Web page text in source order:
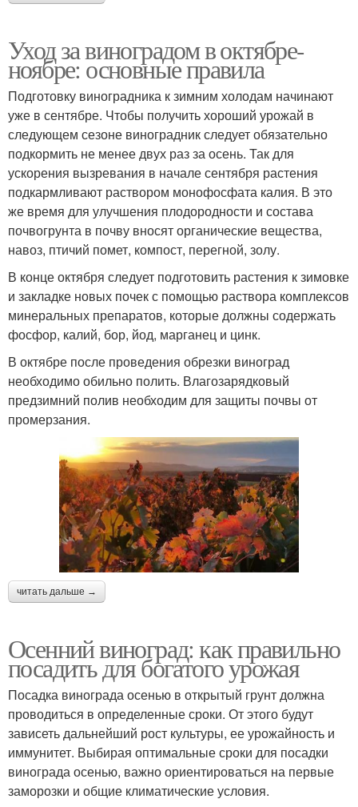
Уход за виноградом в октябре-
ноябре: основные правила
Подготовку виноградника к зимним холодам начинают
уже в сентябре. Чтобы получить хороший урожай в
следующем сезоне виноградник следует обязательно
подкормить не менее двух раз за осень. Так для
ускорения вызревания в начале сентября растения
подкармливают раствором монофосфата калия. В это
же время для улучшения плодородности и состава
почвогрунта в почву вносят органические вещества,
навоз, птичий помет, компост, перегной, золу.
В конце октября следует подготовить растения к зимовке
и закладке новых почек с помощью раствора комплексов
минеральных препаратов, которые должны содержать
фосфор, калий, бор, йод, марганец и цинк.
В октябре после проведения обрезки виноград
необходимо обильно полить. Влагозарядковый
предзимний полив необходим для защиты почвы от
промерзания.
читать дальше →
Осенний виноград: как правильно
посадить для богатого урожая
Посадка винограда осенью в открытый грунт должна
проводиться в определенные сроки. От этого будут
зависеть дальнейший рост культуры, ее урожайность и
иммунитет. Выбирая оптимальные сроки для посадки
винограда осенью, важно ориентироваться на первые
заморозки и общие климатические условия.